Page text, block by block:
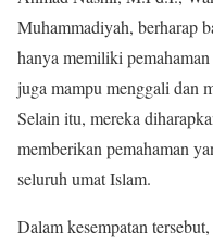
Muhammadiyah, berharap
hanya memiliki
juga mampu menggali dan
Selain itu, mereka
memberikan pemahaman
seluruh umat Islam.
Dalam kesempatan